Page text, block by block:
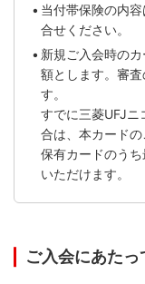
当付帯保険の内
合せください。
新規ご入会時の
額とします。審
す。
すでに三菱UFJニ
合は、本カード
保有カードのう
いただけます。
ご入会にあたっ